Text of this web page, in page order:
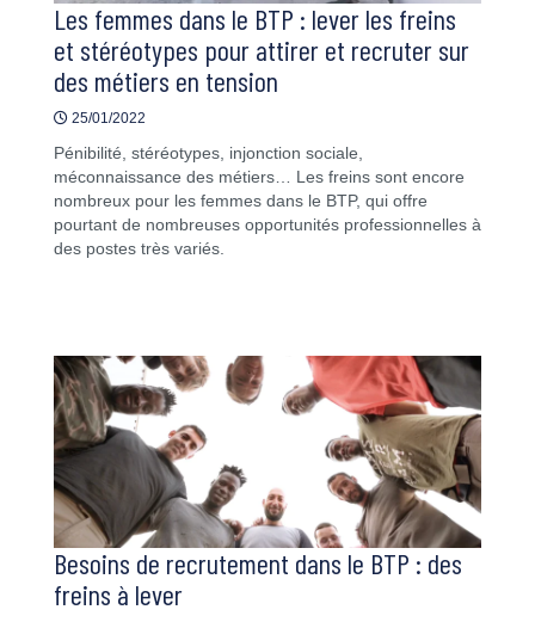
Les femmes dans le BTP : lever les freins
et stéréotypes pour attirer et recruter sur
des métiers en tension
25/01/2022
Pénibilité, stéréotypes, injonction sociale,
méconnaissance des métiers… Les freins sont encore
nombreux pour les femmes dans le BTP, qui offre
pourtant de nombreuses opportunités professionnelles à
des postes très variés.
Besoins de recrutement dans le BTP : des
freins à lever